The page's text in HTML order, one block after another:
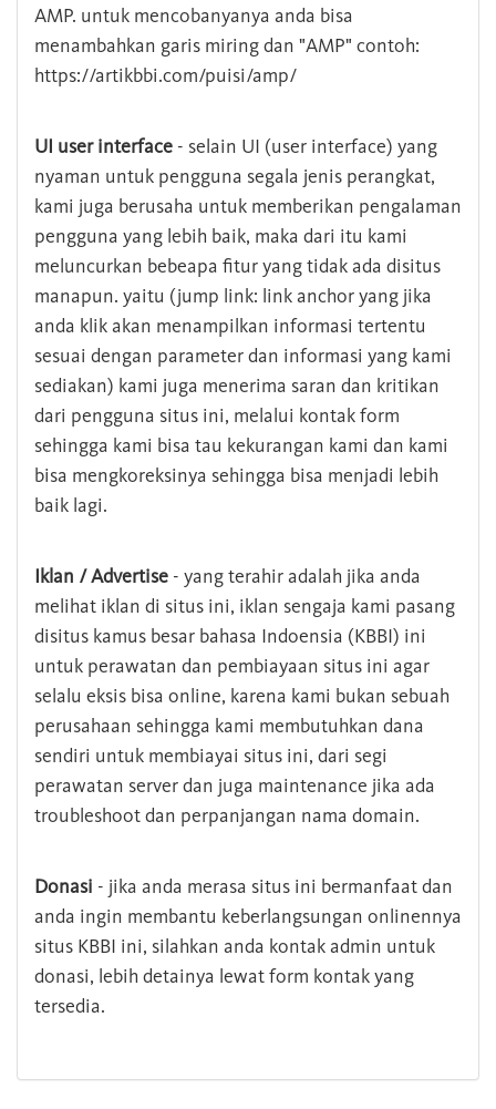
AMP. untuk mencobanyanya anda bisa
menambahkan garis miring dan "AMP" contoh:
https://artikbbi.com/puisi/amp/
UI user interface - selain UI (user interface) yang
nyaman untuk pengguna segala jenis perangkat,
kami juga berusaha untuk memberikan pengalaman
pengguna yang lebih baik, maka dari itu kami
meluncurkan bebeapa fitur yang tidak ada disitus
manapun. yaitu (jump link: link anchor yang jika
anda klik akan menampilkan informasi tertentu
sesuai dengan parameter dan informasi yang kami
sediakan) kami juga menerima saran dan kritikan
dari pengguna situs ini, melalui kontak form
sehingga kami bisa tau kekurangan kami dan kami
bisa mengkoreksinya sehingga bisa menjadi lebih
baik lagi.
Iklan / Advertise - yang terahir adalah jika anda
melihat iklan di situs ini, iklan sengaja kami pasang
disitus kamus besar bahasa Indoensia (KBBI) ini
untuk perawatan dan pembiayaan situs ini agar
selalu eksis bisa online, karena kami bukan sebuah
perusahaan sehingga kami membutuhkan dana
sendiri untuk membiayai situs ini, dari segi
perawatan server dan juga maintenance jika ada
troubleshoot dan perpanjangan nama domain.
Donasi - jika anda merasa situs ini bermanfaat dan
anda ingin membantu keberlangsungan onlinennya
situs KBBI ini, silahkan anda kontak admin untuk
donasi, lebih detainya lewat form kontak yang
tersedia.